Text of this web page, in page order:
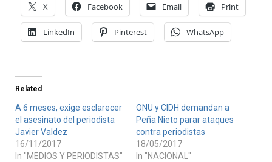
X Facebook Email Print
LinkedIn Pinterest WhatsApp
Related
A 6 meses, exige esclarecer
el asesinato del periodista
Javier Valdez
16/11/2017
In "MEDIOS Y PERIODISTAS"
ONU y CIDH demandan a
Peña Nieto parar ataques
contra periodistas
18/05/2017
In "NACIONAL"